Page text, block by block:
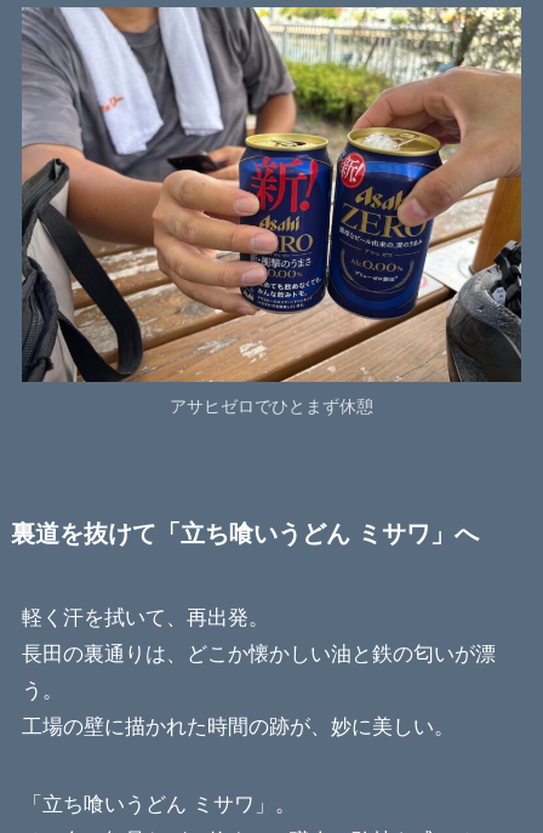
アサヒゼロでひとまず休憩
裏道を抜けて「立ち喰いうどん ミサワ」へ
軽く汗を拭いて、再出発。
長田の裏通りは、どこか懐かしい油と鉄の匂いが漂
う。
工場の壁に描かれた時間の跡が、妙に美しい。
「立ち喰いうどん ミサワ」。